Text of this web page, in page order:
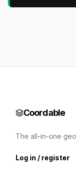
Coordable
The all-in-one
Log in / register